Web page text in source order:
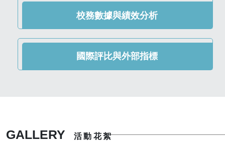
校務數據與績效分析
國際評比與外部指標
GALLERY 活動花絮